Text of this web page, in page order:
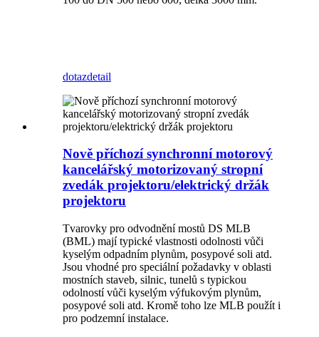
dotazdetail
Nově příchozí synchronní motorový
kancelářský motorizovaný stropní
zvedák projektoru/elektrický držák
projektoru
Tvarovky pro odvodnění mostů DS MLB
(BML) mají typické vlastnosti odolnosti vůči
kyselým odpadním plynům, posypové soli atd.
Jsou vhodné pro speciální požadavky v oblasti
mostních staveb, silnic, tunelů s typickou
odolností vůči kyselým výfukovým plynům,
posypové soli atd. Kromě toho lze MLB použít i
pro podzemní instalace.